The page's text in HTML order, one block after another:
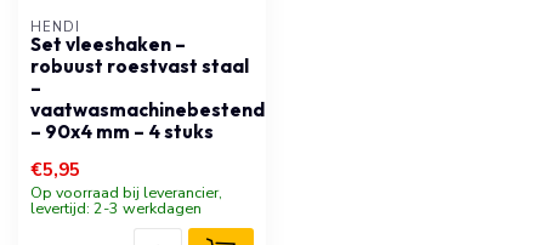
HENDI
Set vleeshaken –
robuust roestvast staal
–
vaatwasmachinebestendig
– 90x4 mm – 4 stuks
€5,95
Op voorraad bij leverancier,
levertijd: 2-3 werkdagen